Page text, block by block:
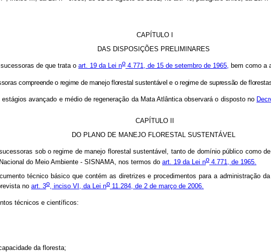
CAPÍTULO I
DAS DISPOSIÇÕES PRELIMINARES
de que trata o art. 19 da Lei no 4.771, de 15 de setembro de 1965, bem como a
compreende o regime de manejo florestal sustentável e o regime de supressão de
avançado e médio de regeneração da Mata Atlântica observará o disposto no
CAPÍTULO II
DO PLANO DE MANEJO FLORESTAL SUSTENTÁVEL
sob o regime de manejo florestal sustentável, tanto de domínio público como
do Meio Ambiente - SISNAMA, nos termos do art. 19 da Lei no 4.771, de 1965.
básico que contém as diretrizes e procedimentos para a administração da
no art. 3o, inciso VI, da Lei no 11.284, de 2 de março de 2006.
técnicos e científicos:
da floresta;